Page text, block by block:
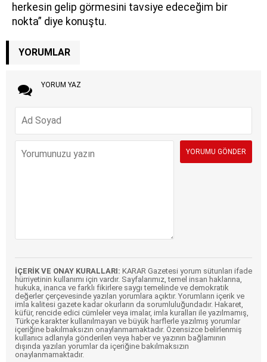
herkesin gelip görmesini tavsiye edeceğim bir
nokta” diye konuştu.
YORUMLAR
YORUM YAZ
İÇERİK VE ONAY KURALLARI: KARAR Gazetesi yorum sütunları ifade
hürriyetinin kullanımı için vardır. Sayfalarımız, temel insan haklarına,
hukuka, inanca ve farklı fikirlere saygı temelinde ve demokratik
değerler çerçevesinde yazılan yorumlara açıktır. Yorumların içerik ve
imla kalitesi gazete kadar okurların da sorumluluğundadır. Hakaret,
küfür, rencide edici cümleler veya imalar, imla kuralları ile yazılmamış,
Türkçe karakter kullanılmayan ve büyük harflerle yazılmış yorumlar
içeriğine bakılmaksızın onaylanmamaktadır. Özensizce belirlenmiş
kullanıcı adlarıyla gönderilen veya haber ve yazının bağlamının
dışında yazılan yorumlar da içeriğine bakılmaksızın
onaylanmamaktadır.